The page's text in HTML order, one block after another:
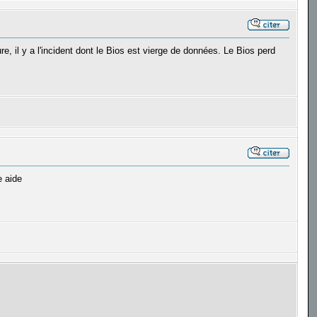
il y a l'incident dont le Bios est vierge de données. Le Bios perd
aide